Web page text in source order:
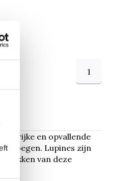
1
en opvallende
voegen. Lupines zijn
van deze